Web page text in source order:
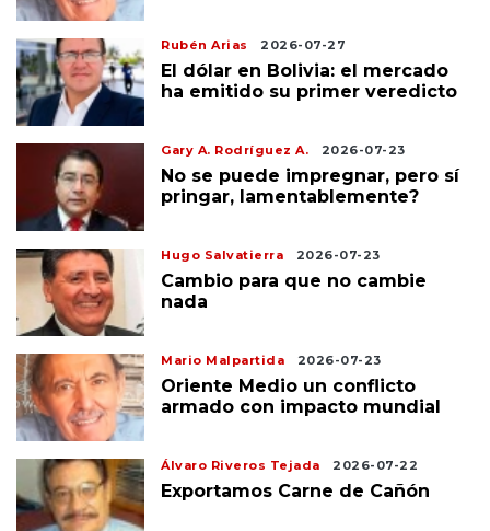
Rubén Arias 2026-07-27
El dólar en Bolivia: el mercado
ha emitido su primer veredicto
Gary A. Rodríguez A. 2026-07-23
No se puede impregnar, pero sí
pringar, lamentablemente?
Hugo Salvatierra 2026-07-23
Cambio para que no cambie
nada
Mario Malpartida 2026-07-23
Oriente Medio un conflicto
armado con impacto mundial
Álvaro Riveros Tejada 2026-07-22
Exportamos Carne de Cañón